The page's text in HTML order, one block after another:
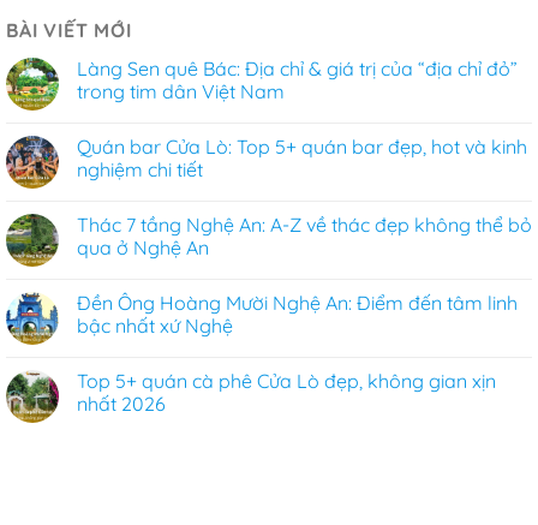
BÀI VIẾT MỚI
Làng Sen quê Bác: Địa chỉ & giá trị của “địa chỉ đỏ”
trong tim dân Việt Nam
Quán bar Cửa Lò: Top 5+ quán bar đẹp, hot và kinh
nghiệm chi tiết
Thác 7 tầng Nghệ An: A-Z về thác đẹp không thể bỏ
qua ở Nghệ An
Đền Ông Hoàng Mười Nghệ An: Điểm đến tâm linh
bậc nhất xứ Nghệ
Top 5+ quán cà phê Cửa Lò đẹp, không gian xịn
nhất 2026